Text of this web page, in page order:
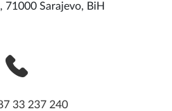
71000 Sarajevo, BiH
33 237 240